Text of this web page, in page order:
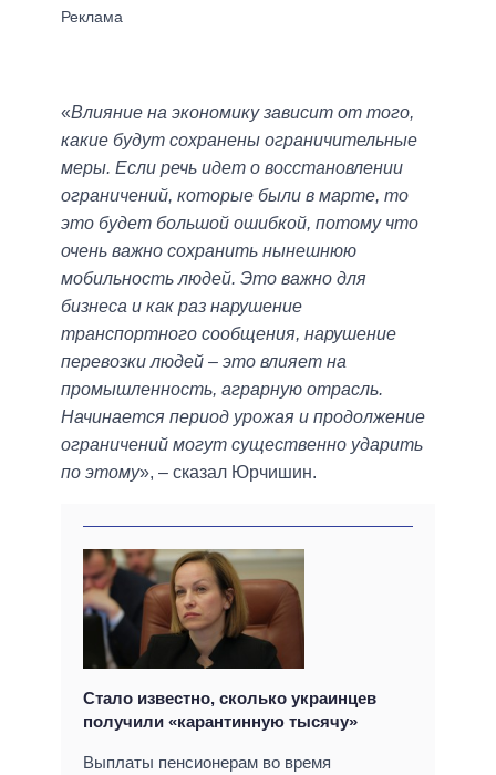
«Влияние на экономику зависит от того,
какие будут сохранены ограничительные
меры. Если речь идет о восстановлении
ограничений, которые были в марте, то
это будет большой ошибкой, потому что
очень важно сохранить нынешнюю
мобильность людей. Это важно для
бизнеса и как раз нарушение
транспортного сообщения, нарушение
перевозки людей – это влияет на
промышленность, аграрную отрасль.
Начинается период урожая и продолжение
ограничений могут существенно ударить
по этому», – сказал Юрчишин.
Стало известно, сколько украинцев
получили «карантинную тысячу»
Выплаты пенсионерам во время